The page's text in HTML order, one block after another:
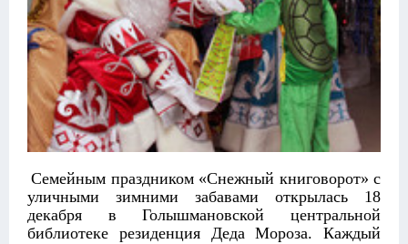
Семейным праздником «Снежный книговорот» с
уличными зимними забавами открылась 18
декабря в Голышмановской центральной
библиотеке резиденция Деда Мороза. Каждый